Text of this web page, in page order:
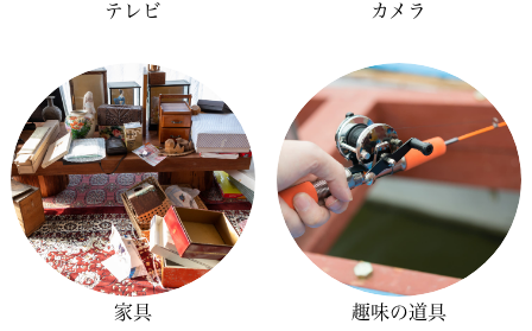
テレビ カメラ
家具 趣味の道具